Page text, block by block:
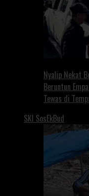
Nyalip Nekat
Beruntun
Tewas di
SKI SosEkBud